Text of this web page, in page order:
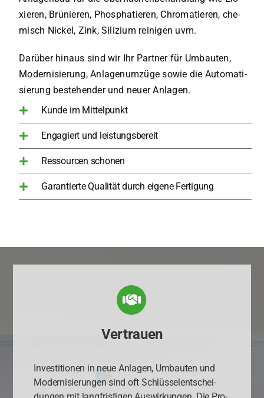
xie­ren, ­Brü­nie­ren, Phos­pha­tie­ren, Chro­ma­tie­ren, che­
misch Nickel, Zink, ­Sili­zi­um rei­ni­gen uvm.
Dar­über hin­aus sind wir Ihr Part­ner für Umbau­ten,
Moder­ni­sie­rung, Anla­gen­um­zü­ge sowie die Auto­ma­ti­
sie­rung bestehen­der und neu­er Anla­gen.
Kunde im Mittelpunkt
Engagiert und leistungsbereit
Ressourcen schonen
Garantierte Qualität durch eigene Fertigung
Vertrauen
Inves­ti­tio­nen in neue Anla­gen, Umbau­ten und
Moder­ni­sie­run­gen sind oft Schlüs­sel­ent­schei­